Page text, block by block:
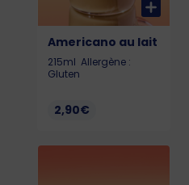
Americano au lait
215ml Allergène :
Gluten
2,90€